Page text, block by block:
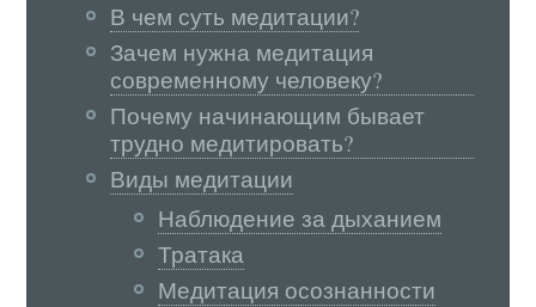
В чем суть медитации?
Зачем нужна медитация
современному человеку?
Почему начинающим бывает
трудно медитировать?
Виды медитации
Наблюдение за дыханием
Тратака
Медитация осознанности